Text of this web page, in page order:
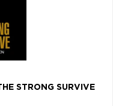
STRONG SURVIVE